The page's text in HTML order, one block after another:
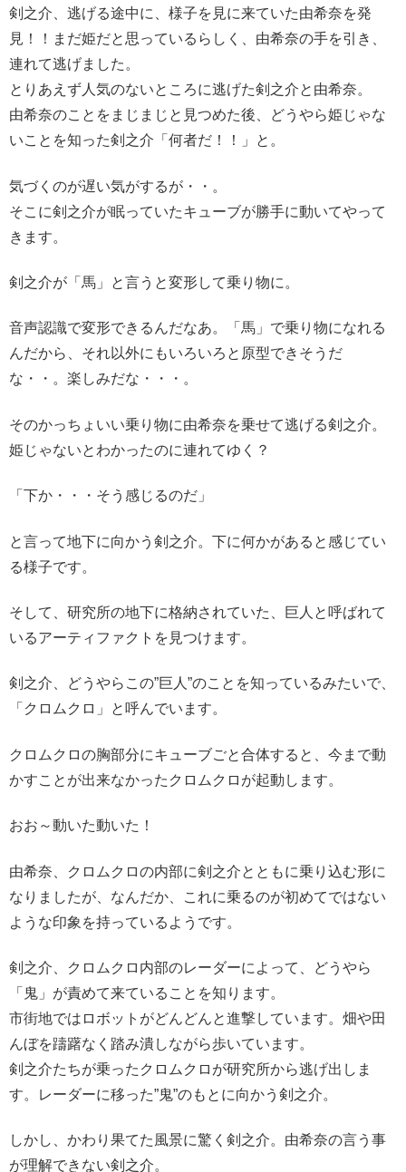
剣之介、逃げる途中に、様子を見に来ていた由希奈を発
見！！まだ姫だと思っているらしく、由希奈の手を引き、
連れて逃げました。
とりあえず人気のないところに逃げた剣之介と由希奈。
由希奈のことをまじまじと見つめた後、どうやら姫じゃな
いことを知った剣之介「何者だ！！」と。
気づくのが遅い気がするが・・。
そこに剣之介が眠っていたキューブが勝手に動いてやって
きます。
剣之介が「馬」と言うと変形して乗り物に。
音声認識で変形できるんだなあ。「馬」で乗り物になれる
んだから、それ以外にもいろいろと原型できそうだ
な・・。楽しみだな・・・。
そのかっちょいい乗り物に由希奈を乗せて逃げる剣之介。
姫じゃないとわかったのに連れてゆく？
「下か・・・そう感じるのだ」
と言って地下に向かう剣之介。下に何かがあると感じてい
る様子です。
そして、研究所の地下に格納されていた、巨人と呼ばれて
いるアーティファクトを見つけます。
剣之介、どうやらこの”巨人”のことを知っているみたいで、
「クロムクロ」と呼んでいます。
クロムクロの胸部分にキューブごと合体すると、今まで動
かすことが出来なかったクロムクロが起動します。
おお～動いた動いた！
由希奈、クロムクロの内部に剣之介とともに乗り込む形に
なりましたが、なんだか、これに乗るのが初めてではない
ような印象を持っているようです。
剣之介、クロムクロ内部のレーダーによって、どうやら
「鬼」が責めて来ていることを知ります。
市街地ではロボットがどんどんと進撃しています。畑や田
んぼを躊躇なく踏み潰しながら歩いています。
剣之介たちが乗ったクロムクロが研究所から逃げ出しま
す。レーダーに移った”鬼”のもとに向かう剣之介。
しかし、かわり果てた風景に驚く剣之介。由希奈の言う事
が理解できない剣之介。